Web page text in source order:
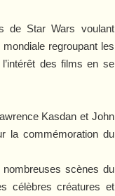
de Star Wars voulant
regroupant les
des films en se
Kasdan et John
la commémoration du
scènes du
célèbres créatures et